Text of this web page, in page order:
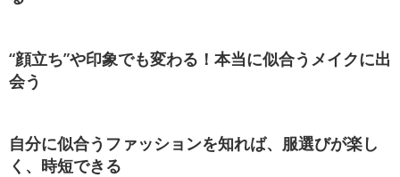
“顔立ち”や印象でも変わる！本当に似合うメイクに出
会う
自分に似合うファッションを知れば、服選びが楽し
く、時短できる